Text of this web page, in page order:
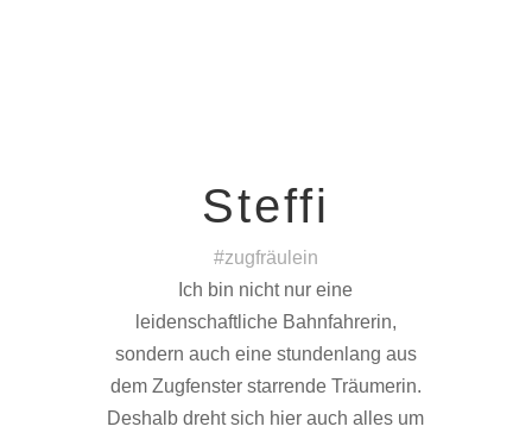
Steffi
#zugfräulein
Ich bin nicht nur eine
leidenschaftliche Bahnfahrerin,
sondern auch eine stundenlang aus
dem Zugfenster starrende Träumerin.
Deshalb dreht sich hier auch alles um